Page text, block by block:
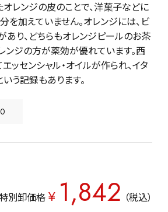
レンジの皮のことで、洋菓子などに
を加えていません。オレンジには、ビ
あり、どちらもオレンジピールのお茶
ンジの方が薬効が優れています。西
ッセンシャル・オイルが作られ、イタ
う記録もあります。
別卸価格 ¥ 1,842 税込